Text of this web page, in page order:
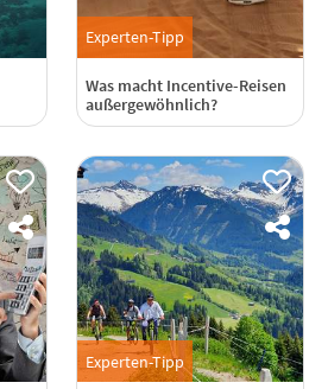
Experten-Tipp
Was macht Incentive-Reisen
außergewöhnlich?
Experten-Tipp